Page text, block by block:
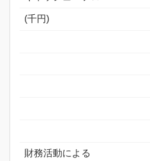
(千円)
財務活動による